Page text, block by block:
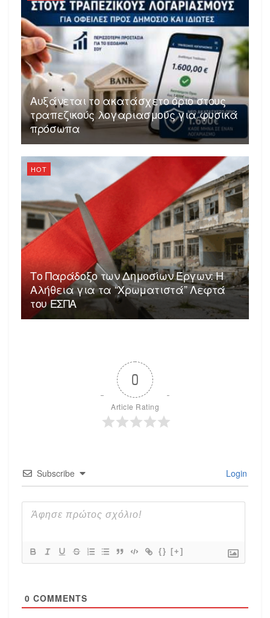
Αυξάνεται το ακατάσχετο όριο στους
τραπεζικούς λογαριασμούς για φυσικά
πρόσωπα
HOT
Το Παράδοξο των Δημοσίων Έργων: Η
Αλήθεια για τα “Χρωματιστά” Λεφτά
του ΕΣΠΑ
0
Article Rating
Subscribe Login
{} [+]
0 COMMENTS